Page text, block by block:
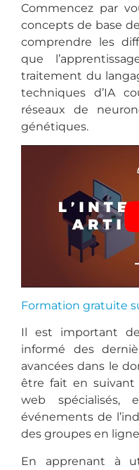
Commencez par
concepts de base
comprendre les
que
traitement du
techniques d’IA
réseaux de
génétiques.
Formation gratuite
Il est important
informé des
avancées dans le
être fait en
web spécialisés,
événements de
des groupes en
En apprenant à